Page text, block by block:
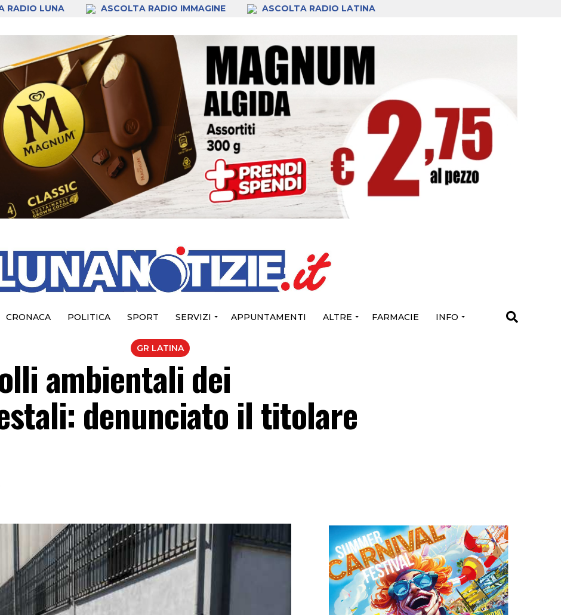
RADIO LUNA ASCOLTA RADIO IMMAGINE ASCOLTA RADIO LATINA
CRONACA POLITICA SPORT SERVIZI APPUNTAMENTI ALTRE FARMACIE INFO
GR LATINA
ambientali dei
denunciato il titolare